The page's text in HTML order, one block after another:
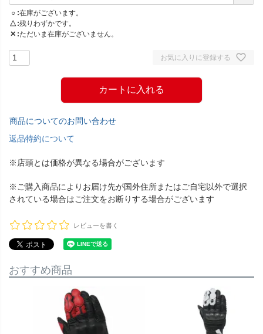
○ 在庫がございます。
△ 残りわずかです。
✕ ただいま在庫がございません。
お気に入りに登録する
カートに入れる
商品についてのお問い合わせ
返品特約について
※店頭とは価格が異なる場合がございます
※ご購入商品によりお届け先が国外住所またはご自宅以外で選択
されている場合はご注文をお断りする場合がございます
レビューを書く
おすすめ商品